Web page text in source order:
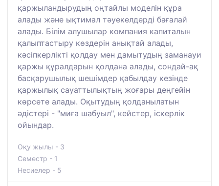
қаржыландырудың оңтайлы моделін құра
алады және ықтимал тәуекелдерді бағалай
алады. Білім алушылар компания капиталын
қалыптастыру көздерін анықтай алады,
кәсіпкерлікті қолдау мен дамытудың заманауи
қаржы құралдарын қолдана алады, сондай-ақ
басқарушылық шешімдер қабылдау кезінде
қаржылық сауаттылықтың жоғары деңгейін
көрсете алады. Оқытудың қолданылатын
әдістері - "миға шабуыл", кейстер, іскерлік
ойындар.
Оқу жылы - 3
Семестр - 1
Несиелер - 5